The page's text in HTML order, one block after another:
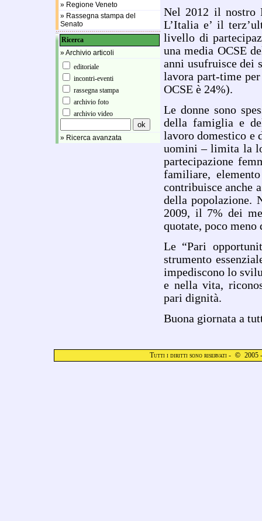
» Regione Veneto
» Rassegna stampa del
Senato
Ricerca
» Archivio articoli
editoriale
incontri-eventi
rassegna stampa
archivio foto
archivio video
» Ricerca avanzata
Nel 2012 il nostro
L’Italia e’ il
livello di
una media OCSE
anni usufruisce dei
lavora part-time
OCSE è 24%).
Le donne sono
della famiglia e
lavoro domestico e
uomini – limita la
partecipazione
familiare,
contribuisce anche
della popolazione.
2009, il 7% dei
quotate, poco
Le “Pari
strumento
impediscono lo
e nella vita,
pari dignità.
Buona giornata a
Tutti i diritti sono riservati - © 2005